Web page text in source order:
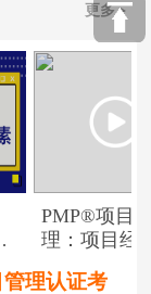
更多
PMP®项目
理：项目经
理认证考